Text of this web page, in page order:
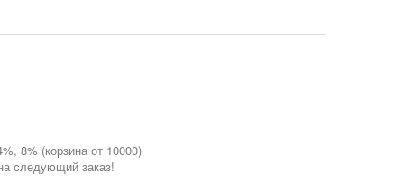
8% (корзина от 10000)
следующий заказ!